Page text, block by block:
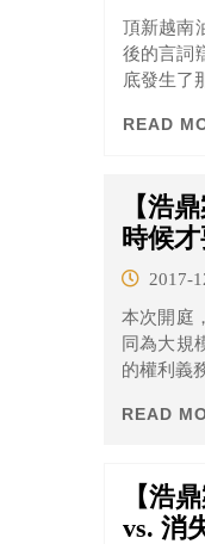
頂新越南
後的言詞
底發生了
READ
【浩
時候
2017-
本次開庭
同為大規
的權利義
READ
【浩
vs. 消